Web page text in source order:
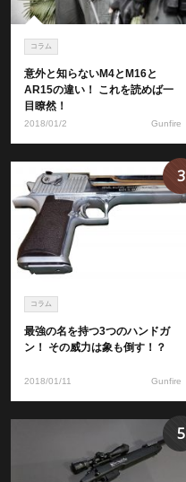
コラム
意外と知らないM4とM16と
AR15の違い！ これを読めば一
目瞭然！
2018/01/2 Gunfire
コラム
最強の名を持つ3つのハンドガ
ン！ その威力は象も倒す！？
2018/01/11 Gunfire
3
5